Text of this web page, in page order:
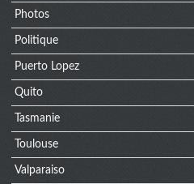
Photos
Politique
Puerto Lopez
Quito
Tasmanie
Toulouse
Valparaiso